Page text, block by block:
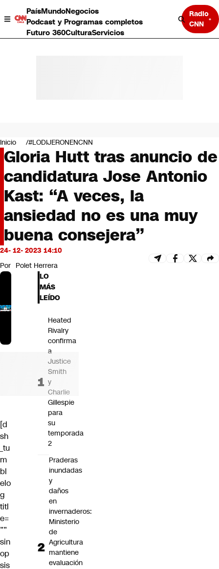
PaísMundoNegocios
Podcast y Programas completos
Futuro 360CulturaServicios
Radio
CNN
Negocios
Deportes
Programas completos
Cultura
Servicios
Bits
CNN tiempo
Opinión
Inicio #LODIJERONENCNN
Gloria Hutt tras anuncio de
candidatura Jose Antonio
Kast: “A veces, la
ansiedad no es una muy
buena consejera”
24- 12- 2023 14:10
Por Polet Herrera
[d
sh
_tu
m
bl
elo
g
titl
e=
””
sin
op
sis
LO
MÁS
LEÍDO
Heated
Rivalry
confirma
a
Justice
Smith
y
Charlie
Gillespie
para
su
temporada
2
Praderas
inundadas
y
daños
en
invernaderos:
Ministerio
de
Agricultura
mantiene
evaluación